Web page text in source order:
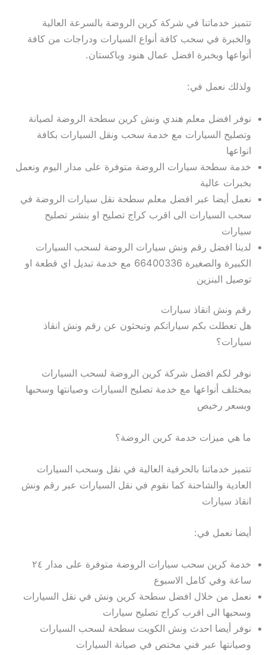
تتميز خدماتنا في شركة كرين الروضة بالسرعة العالية
والخبرة في سحب كافة أنواع السيارات ودراجات من كافة
أنواعها وبخبرة افضل عمال هنود وباكستان.
ولذلك نعمل في:
نوفر افضل معلم هندي ونش كرين سطحة الروضة لصيانة
وتصليح السيارات مع خدمة سحب ونقل السيارات بكافة
انواعها
خدمة سطحة سيارات الروضة متوفرة على مدار اليوم ونعمل
بخبرات عالية
نعمل أيضا عبر افضل معلم سطحة نقل سيارات الروضة في
سحب السيارات الى اقرب كراج تصليح او بنشر تصليح
سيارات
لدينا افضل رقم ونش سيارات الروضة لسحب السيارات
الكبيرة والصغيرة 66400336 مع خدمة تبديل اي قطعة او
توصيل البنزين
رقم ونش انقاذ سيارات
هل تعطلت بكم سياراتكم وتبحثون عن رقم ونش انقاذ
سيارات؟
نوفر لكم افضل شركة كرين الروضة لسحب السيارات
بمختلف أنواعها مع خدمة تصليح السيارات وصيانتها وسحبها
وبسعر رخيص
ما هي ميزات خدمة كرين الروضة؟
تتميز خدماتنا بالحرفية العالية في نقل وسحب السيارات
العادية والشاحنة كما نقوم في نقل السيارات عبر رقم ونش
انقاذ سيارات
أيضا نعمل في:
خدمة كرين سحب سيارات الروضة متوفرة على مدار ٢٤
ساعة وفي كامل الاسبوع
نعمل من خلال افضل سطحة كرين ونش في نقل السيارات
وسحبها الى اقرب كراج تصليح سيارات
نوفر أيضا احدث ونش الكويت سطحة لسحب السيارات
وصيانتها عبر فني مختص في صيانة السيارات